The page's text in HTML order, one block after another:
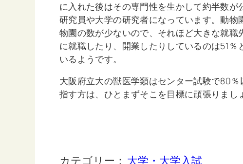
に入れた後はその専門性を生かして約半数
研究員や大学の研究者になっています。動
物園の数が少ないので、それほど大きな就
に就職したり、開業したりしているのは51
いるようです。
大阪府立大の獣医学類はセンター試験で80
指す方は、ひとまずそこを目標に頑張りまし
カテゴリー： 大学・大学入試